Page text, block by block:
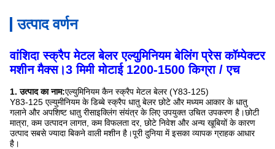
उत्पाद वर्णन
वांशिदा स्क्रैप मेटल बेलर एल्युमिनियम बेलिंग प्रेस कॉम्पेक्टर
मशीन मैक्स।3 मिमी मोटाई 1200-1500 किग्रा / एच
1. उत्पाद का नाम:एल्युमिनियम कैन स्क्रैप मेटल बेलर (Y83-125)
Y83-125 एल्युमीनियम के डिब्बे स्क्रैप धातु बेलर छोटे और मध्यम आकार के धातु
गलाने और अपशिष्ट धातु रीसाइक्लिंग संयंत्र के लिए उपयुक्त उचित उपकरण है।छोटी
मात्रा, कम उत्पादन लागत, कम विफलता दर, छोटे निवेश और अन्य खूबियों के कारण
उत्पाद सबसे ज्यादा बिकने वाली मशीन है।पूरी दुनिया में इसका व्यापक ग्राहक आधार
है।